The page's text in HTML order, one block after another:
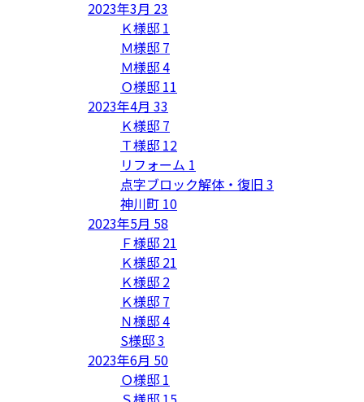
2023年3月 23
Ｋ様邸 1
Ｍ様邸 7
Ｍ様邸4
Ｏ様邸 11
2023年4月 33
Ｋ様邸 7
Ｔ様邸 12
リフォーム 1
点字ブロック解体・復旧 3
神川町 10
2023年5月 58
Ｆ様邸 21
Ｋ様邸 21
Ｋ様邸 2
Ｋ様邸 7
Ｎ様邸4
S様邸3
2023年6月 50
Ｏ様邸 1